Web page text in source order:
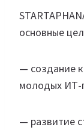
основные
— создание
молодых ИТ-
— развитие